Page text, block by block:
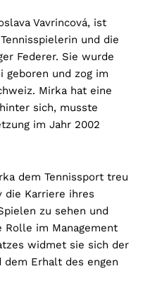
Vavrincová, ist
und die
Federer. Sie wurde
geboren und zog im
Mirka hat eine
sich, musste
im Jahr 2002
dem Tennissport treu
Karriere ihres
zu sehen und
im Management
widmet sie sich der
Erhalt des engen